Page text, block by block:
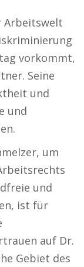
Arbeitswelt
vorkommt,
Seine
und
und
um
und
ist für
auf Dr.
Gebiet des